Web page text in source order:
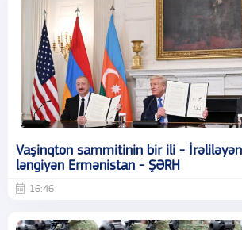
Vaşinqton sammitinin bir ili -
ləngiyən Ermənistan - ŞƏRH
16:46